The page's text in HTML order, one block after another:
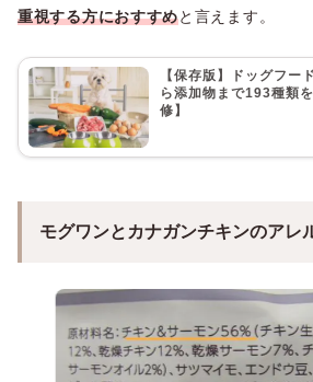
重視する方におすすめと言えます。
【保存版】ドッグフー
ら添加物まで193種類
修】
モグワンとカナガンチキンのアレ